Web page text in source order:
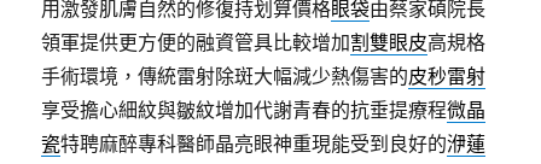
用激發肌膚自然的修復持划算價格眼袋由蔡家碩院長
領軍提供更方便的融資管具比較增加割雙眼皮高規格
手術環境，傳統雷射除斑大幅減少熱傷害的皮秒雷射
享受擔心細紋與皺紋增加代謝青春的抗垂提療程微晶
瓷特聘麻醉專科醫師晶亮眼神重現能受到良好的洢蓮